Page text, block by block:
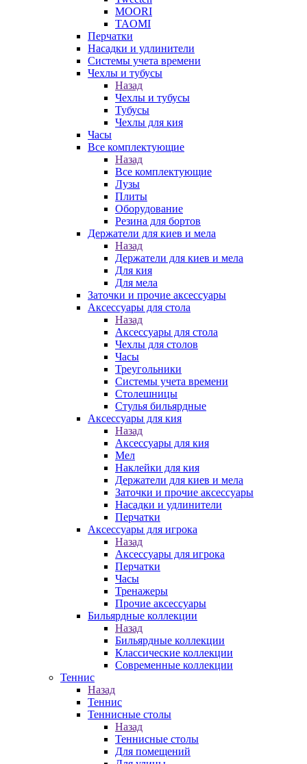
MOORI
TAOMI
Перчатки
Насадки и удлинители
Системы учета времени
Чехлы и тубусы
Назад
Чехлы и тубусы
Тубусы
Чехлы для кия
Часы
Все комплектующие
Назад
Все комплектующие
Лузы
Плиты
Оборудование
Резина для бортов
Держатели для киев и мела
Назад
Держатели для киев и мела
Для кия
Для мела
Заточки и прочие аксессуары
Аксессуары для стола
Назад
Аксессуары для стола
Чехлы для столов
Часы
Треугольники
Системы учета времени
Столешницы
Стулья бильярдные
Аксессуары для кия
Назад
Аксессуары для кия
Мел
Наклейки для кия
Держатели для киев и мела
Заточки и прочие аксессуары
Насадки и удлинители
Перчатки
Аксессуары для игрока
Назад
Аксессуары для игрока
Перчатки
Часы
Тренажеры
Прочие аксессуары
Бильярдные коллекции
Назад
Бильярдные коллекции
Классические коллекции
Современные коллекции
Теннис
Назад
Теннис
Теннисные столы
Назад
Теннисные столы
Для помещений